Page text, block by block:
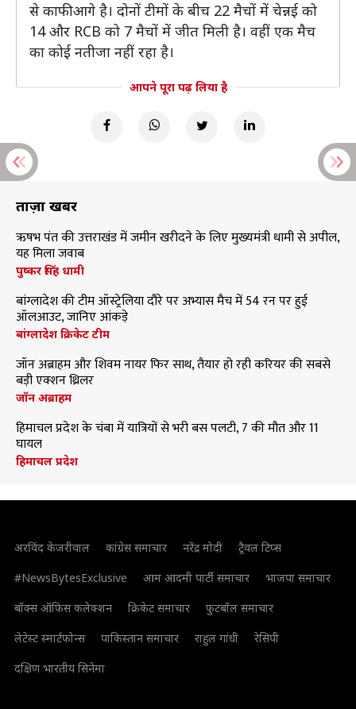
से काफी आगे है। दोनों टीमों के बीच 22 मैचों में चेन्नई को
14 और RCB को 7 मैचों में जीत मिली है। वहीं एक मैच
का कोई नतीजा नहीं रहा है।
आपने पूरा पढ़ लिया है
ताज़ा खबरें
ऋषभ पंत की उत्तराखंड में जमीन खरीदने के लिए मुख्यमंत्री धामी से अपील,
यह मिला जवाब
पुष्कर सिंह धामी
बांग्लादेश की टीम ऑस्ट्रेलिया दौरे पर अभ्यास मैच में 54 रन पर हुई
ऑलआउट, जानिए आंकड़े
बांग्लादेश क्रिकेट टीम
जॉन अब्राहम और शिवम नायर फिर साथ, तैयार हो रही करियर की सबसे
बड़ी एक्शन थ्रिलर
जॉन अब्राहम
हिमाचल प्रदेश के चंबा में यात्रियों से भरी बस पलटी, 7 की मौत और 11
घायल
हिमाचल प्रदेश
अरविंद केजरीवाल कांग्रेस समाचार नरेंद्र मोदी
ट्रैवल टिप्स
#NewsBytesExclusive
आम आदमी पार्टी समाचार
भाजपा समाचार
बॉक्स ऑफिस कलेक्शन
क्रिकेट समाचार
फुटबॉल समाचार
लेटेस्ट स्मार्टफोन्स
पाकिस्तान समाचार राहुल गांधी
रेसिपी
दक्षिण भारतीय सिनेमा